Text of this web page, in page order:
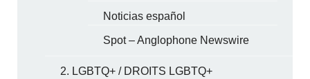
Noticias español
Spot – Anglophone Newswire
2. LGBTQ+ / DROITS LGBTQ+